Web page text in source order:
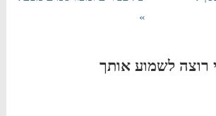
»
רוצה לשמוע אותך